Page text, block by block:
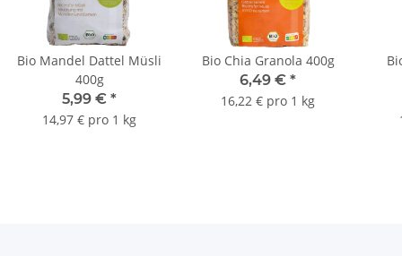
Bio Mandel Dattel Müsli
400g
5,99 € *
14,97 € pro 1 kg
Bio Chia Granola 400g
6,49 € *
16,22 € pro 1 kg